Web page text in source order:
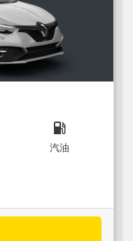
local_gas_station
汽油